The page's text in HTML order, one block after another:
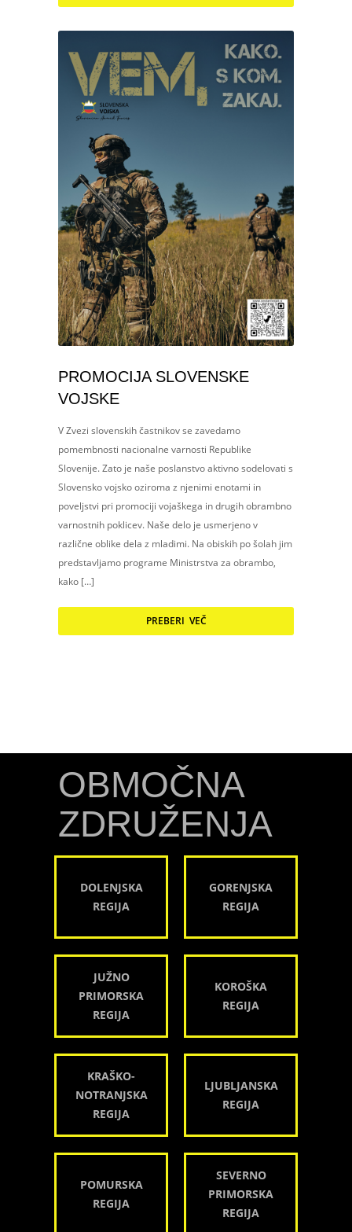
PROMOCIJA SLOVENSKE
VOJSKE
V Zvezi slovenskih častnikov se zavedamo
pomembnosti nacionalne varnosti Republike
Slovenije. Zato je naše poslanstvo aktivno sodelovati s
Slovensko vojsko oziroma z njenimi enotami in
poveljstvi pri promociji vojaškega in drugih obrambno
varnostnih poklicev. Naše delo je usmerjeno v
različne oblike dela z mladimi. Na obiskih po šolah jim
predstavljamo programe Ministrstva za obrambo,
kako […]
PREBERI VEČ
OBMOČNA
ZDRUŽENJA
DOLENJSKA
REGIJA
GORENJSKA
REGIJA
JUŽNO
PRIMORSKA
REGIJA
KOROŠKA
REGIJA
KRAŠKO-
NOTRANJSKA
REGIJA
LJUBLJANSKA
REGIJA
POMURSKA
REGIJA
SEVERNO
PRIMORSKA
REGIJA